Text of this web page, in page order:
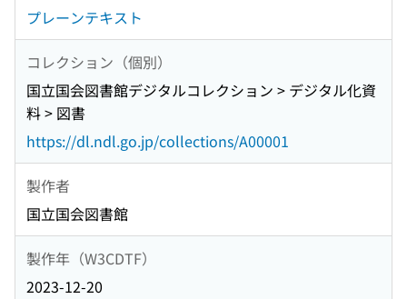
プレーンテキスト
コレクション（個別）
国立国会図書館デジタルコレクション > デジタル化資
料 > 図書
https://dl.ndl.go.jp/collections/A00001
製作者
国立国会図書館
製作年（W3CDTF）
2023-12-20